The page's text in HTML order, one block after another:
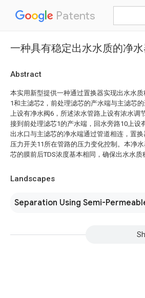
Patents
一种具有稳定出水水质的净
Abstract
本实用新型提供一种通过置换器实现出水水
1和主滤芯2，前处理滤芯的产水端与主滤芯
上设有净水阀6，所述浓水管路上设有浓水调
接到前处理滤芯1的产水端，回水旁路10上设
出水口与主滤芯的净水端通过管道相连，置
压力开关11所在管路的压力变化控制。本净
芯的膜前后TDS浓度基本相同，确保出水水质
Landscapes
Separation Using Semi-